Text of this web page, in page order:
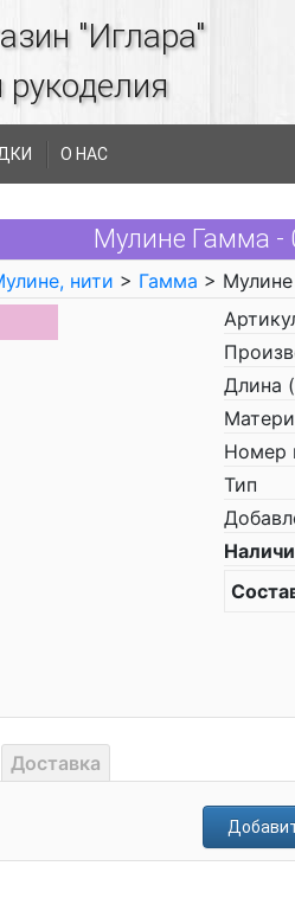
"Иглара"
О НАС
Мулине Гамма -
нити > Гамма >
Длина
Номер
Тип
Доставка